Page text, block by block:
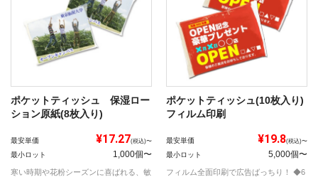
ポケットティッシュ 保湿ロー
ション原紙(8枚入り)
最安単価 ¥17.27(税込)〜
最小ロット 1,000個〜
寒い時期や花粉シーズンに喜ばれる、敏
ポケットティッシュ(10枚入り)
フィルム印刷
最安単価 ¥19.8(税込)〜
最小ロット 5,000個〜
フィルム全面印刷で広告ばっちり！ ◆6